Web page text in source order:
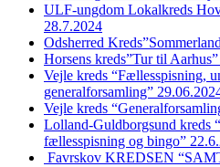
ULF-ungdom Lokalkreds
28.7.2024
Odsherred
Horsens kreds”Tur til
Vejle kreds “Fællesspisning,
generalforsamling”
Vejle kreds
Lolland-Guldborgsund kreds
fællesspisning og bingo”
Favrskov KREDSEN